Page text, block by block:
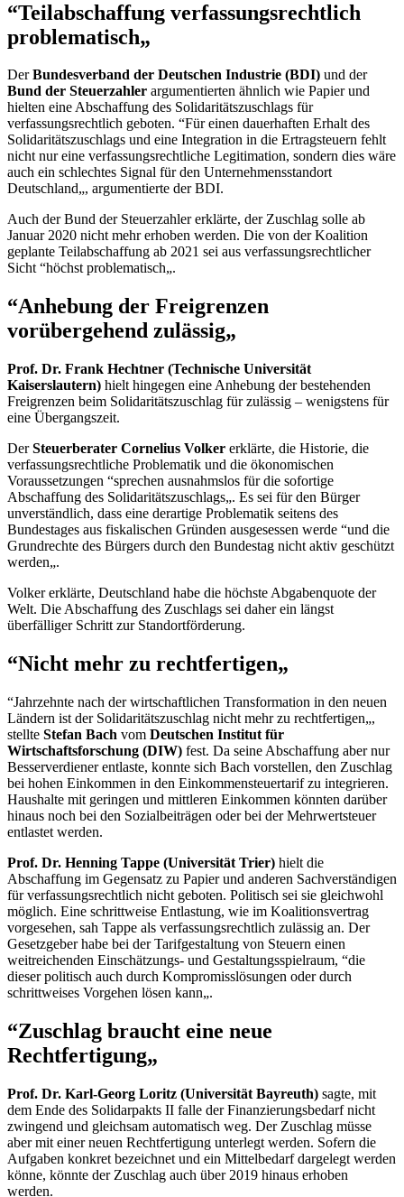
“Teilabschaffung verfassungsrechtlich
problematisch„
DerBundesverband der Deutschen Industrie (BDI) und der
Bund der Steuerzahler argumentierten ähnlich wie Papier und
hielten eine Abschaffung des Solidaritätszuschlags für
verfassungsrechtlich geboten. “Für einen dauerhaften Erhalt des
Solidaritätszuschlags und eine Integration in die Ertragsteuern fehlt
nicht nur eine verfassungsrechtliche Legitimation, sondern dies wäre
auch ein schlechtes Signal für den Unternehmensstandort
Deutschland„, argumentierte der BDI.
Auch der Bund der Steuerzahler erklärte, der Zuschlag solle ab
Januar 2020 nicht mehr erhoben werden. Die von der Koalition
geplante Teilabschaffung ab 2021 sei aus verfassungsrechtlicher
Sicht “höchst problematisch„.
“Anhebung der Freigrenzen
vorübergehend zulässig„
Prof. Dr. Frank Hechtner (Technische Universität
Kaiserslautern) hielt hingegen eine Anhebung der bestehenden
Freigrenzen beim Solidaritätszuschlag für zulässig – wenigstens für
eine Übergangszeit.
DerSteuerberater Cornelius Volker erklärte, die Historie, die
verfassungsrechtliche Problematik und die ökonomischen
Voraussetzungen “sprechen ausnahmslos für die sofortige
Abschaffung des Solidaritätszuschlags„. Es sei für den Bürger
unverständlich, dass eine derartige Problematik seitens des
Bundestages aus fiskalischen Gründen ausgesessen werde “und die
Grundrechte des Bürgers durch den Bundestag nicht aktiv geschützt
werden„.
Volker erklärte, Deutschland habe die höchste Abgabenquote der
Welt. Die Abschaffung des Zuschlags sei daher ein längst
überfälliger Schritt zur Standortförderung.
“Nicht mehr zu rechtfertigen„
“Jahrzehnte nach der wirtschaftlichen Transformation in den neuen
Ländern ist der Solidaritätszuschlag nicht mehr zu rechtfertigen„,
stellte Stefan Bach vom Deutschen Institut für
Wirtschaftsforschung (DIW) fest. Da seine Abschaffung aber nur
Besserverdiener entlaste, konnte sich Bach vorstellen, den Zuschlag
bei hohen Einkommen in den Einkommensteuertarif zu integrieren.
Haushalte mit geringen und mittleren Einkommen könnten darüber
hinaus noch bei den Sozialbeiträgen oder bei der Mehrwertsteuer
entlastet werden.
Prof. Dr. Henning Tappe (Universität Trier) hielt die
Abschaffung im Gegensatz zu Papier und anderen Sachverständigen
für verfassungsrechtlich nicht geboten. Politisch sei sie gleichwohl
möglich. Eine schrittweise Entlastung, wie im Koalitionsvertrag
vorgesehen, sah Tappe als verfassungsrechtlich zulässig an. Der
Gesetzgeber habe bei der Tarifgestaltung von Steuern einen
weitreichenden Einschätzungs- und Gestaltungsspielraum, “die
dieser politisch auch durch Kompromisslösungen oder durch
schrittweises Vorgehen lösen kann„.
“Zuschlag braucht eine neue
Rechtfertigung„
Prof. Dr. Karl-Georg Loritz (Universität Bayreuth) sagte, mit
dem Ende des Solidarpakts II falle der Finanzierungsbedarf nicht
zwingend und gleichsam automatisch weg. Der Zuschlag müsse
aber mit einer neuen Rechtfertigung unterlegt werden. Sofern die
Aufgaben konkret bezeichnet und ein Mittelbedarf dargelegt werden
könne, könnte der Zuschlag auch über 2019 hinaus erhoben
werden.